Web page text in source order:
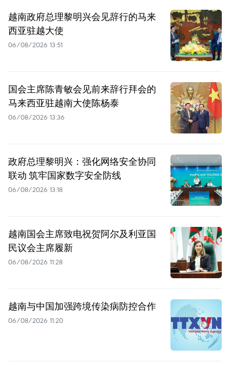
越南政府总理黎明兴会见辞行的马来
西亚驻越大使
06/08/2026 13:51
国会主席陈青敏会见前来辞行拜会的
马来西亚驻越南大使陈杨泰
06/08/2026 13:36
政府总理黎明兴：强化网络安全协同
联动 筑牢国家数字安全防线
06/08/2026 13:18
越南国会主席致电祝贺阿尔及利亚国
民议会主席履新
06/08/2026 11:28
越南与中国加强跨境传染病防控合作
06/08/2026 11:20